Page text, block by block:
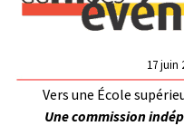
17 juin
Vers une École
Une commission